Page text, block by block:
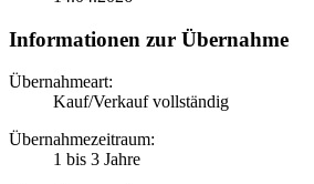
Informationen zur Übernahme
Übernahmeart:
Kauf/Verkauf vollständig
Übernahmezeitraum:
1 bis 3 Jahre